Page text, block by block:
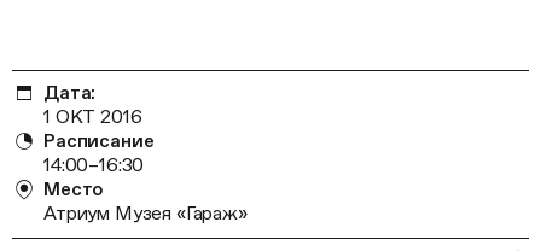
Дата:
1 ОКТ 2016
Расписание
14:00–16:30
Место
Атриум Музея «Гараж»